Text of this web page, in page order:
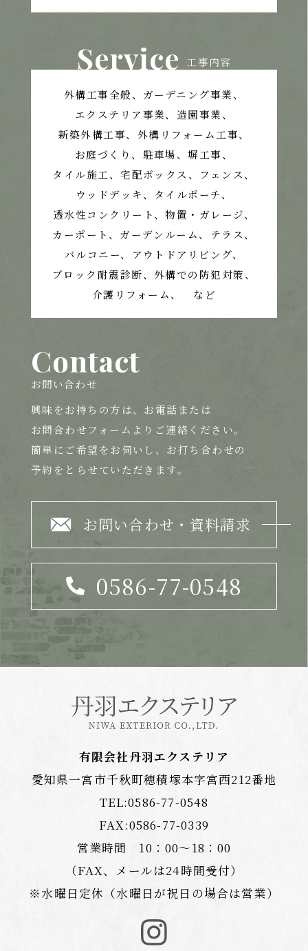
Service 工事内容
外構工事全般、ガーデニング事業、
エクステリア事業、造園事業、
新築外構工事、外構リフォーム工事、
お庭づくり、 駐車場、塀工事、
タイル施工、宅配ボックス、フェンス、
ウッドデッキ、タイルポーチ、
透水性コンクリート、物置・ガレージ、
カーポート、ガーデンルーム、テラス、
バルコニー、アウトドアリビング、
ブロック耐震診断、外構での防犯対策、
介護リフォーム、 など
Contact
お問い合わせ
興味をお持ちの方は、 お電話または
お問合わせフォームよりご連絡ください。
簡単にご希望をお伺いし、お打ち合わせの
予約をとらせていただきます。
お問い合わせ・資料請求
0586-77-0548
有限会社丹羽エクステリア
愛知県一宮市千秋町穂積塚本字宮西212番地
TEL:0586-77-0548
FAX:0586-77-0339
営業時間 10：00〜18：00
（FAX、メールは24時間受付）
※水曜日定休（水曜日が祝日の場合は営業）